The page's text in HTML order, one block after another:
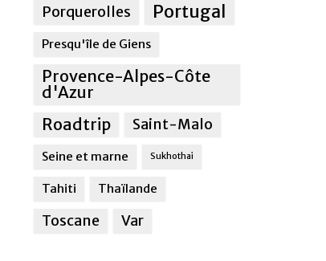
Porquerolles
Portugal
Presqu'île de Giens
Provence-Alpes-Côte
d'Azur
Roadtrip
Saint-Malo
Seine et marne Sukhothai
Tahiti Thaïlande
Toscane Var